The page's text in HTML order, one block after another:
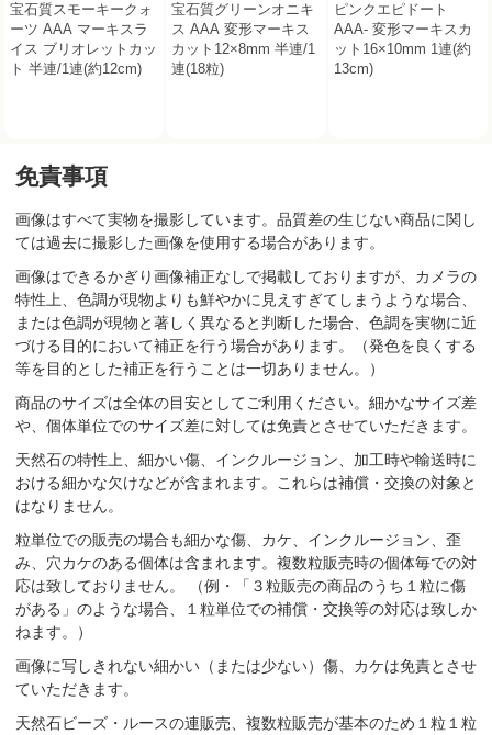
宝石質スモーキークォ
ーツ AAA マーキスラ
イス ブリオレットカッ
ト 半連/1連(約12cm)
宝石質グリーンオニキ
ス AAA 変形マーキス
カット12×8mm 半連/1
連(18粒)
ピンクエピドート
AAA- 変形マーキスカ
ット16×10mm 1連(約
13cm)
免責事項
画像はすべて実物を撮影しています。品質差の生じない商品に関し
ては過去に撮影した画像を使用する場合があります。
画像はできるかぎり画像補正なしで掲載しておりますが、カメラの
特性上、色調が現物よりも鮮やかに見えすぎてしまうような場合、
または色調が現物と著しく異なると判断した場合、色調を実物に近
づける目的において補正を行う場合があります。（発色を良くする
等を目的とした補正を行うことは一切ありません。）
商品のサイズは全体の目安としてご利用ください。細かなサイズ差
や、個体単位でのサイズ差に対しては免責とさせていただきます。
天然石の特性上、細かい傷、インクルージョン、加工時や輸送時に
おける細かな欠けなどが含まれます。これらは補償・交換の対象と
はなりません。
粒単位での販売の場合も細かな傷、カケ、インクルージョン、歪
み、穴カケのある個体は含まれます。複数粒販売時の個体毎での対
応は致しておりません。 （例・「３粒販売の商品のうち１粒に傷
がある」のような場合、１粒単位での補償・交換等の対応は致しか
ねます。）
画像に写しきれない細かい（または少ない）傷、カケは免責とさせ
ていただきます。
天然石ビーズ・ルースの連販売、複数粒販売が基本のため１粒１粒